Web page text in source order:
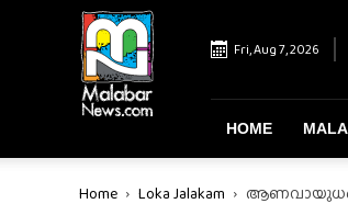
Malabar
News
–
Most
Reliable
Dependable
Portal
Fri, Aug 7, 2026
HOME
Home Loka Jalakam ആണവായുധങ്ങൾ